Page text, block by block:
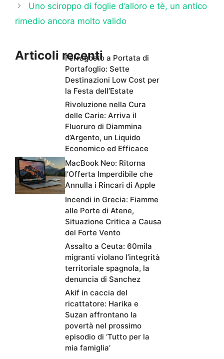
Uno sciroppo di foglie d’alloro e tè, un antico
rimedio ancora molto valido
Articoli recentiFerragosto a Portata di
Portafoglio: Sette
Destinazioni Low Cost per
la Festa dell’Estate
Rivoluzione nella Cura
delle Carie: Arriva il
Fluoruro di Diammina
d’Argento, un Liquido
Economico ed Efficace
MacBook Neo: Ritorna
l’Offerta Imperdibile che
Annulla i Rincari di Apple
Incendi in Grecia: Fiamme
alle Porte di Atene,
Situazione Critica a Causa
del Forte Vento
Assalto a Ceuta: 60mila
migranti violano l’integrità
territoriale spagnola, la
denuncia di Sanchez
Akif in caccia del
ricattatore: Harika e
Suzan affrontano la
povertà nel prossimo
episodio di ‘Tutto per la
mia famiglia’